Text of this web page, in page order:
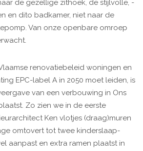
de gezellige zithoek, de stijlvolle,
en dito bad­kamer, niet naar de
Van onze openbare omroep
renovatiebeleid woningen en
EPC-label A in 2050 moet leiden, is
van een verbouwing in Ons
Zo zien we in de eerste
Ken vlotjes (draag)muren
omtovert tot twee kinderslaap­
aanpast en ­extra ramen plaatst in